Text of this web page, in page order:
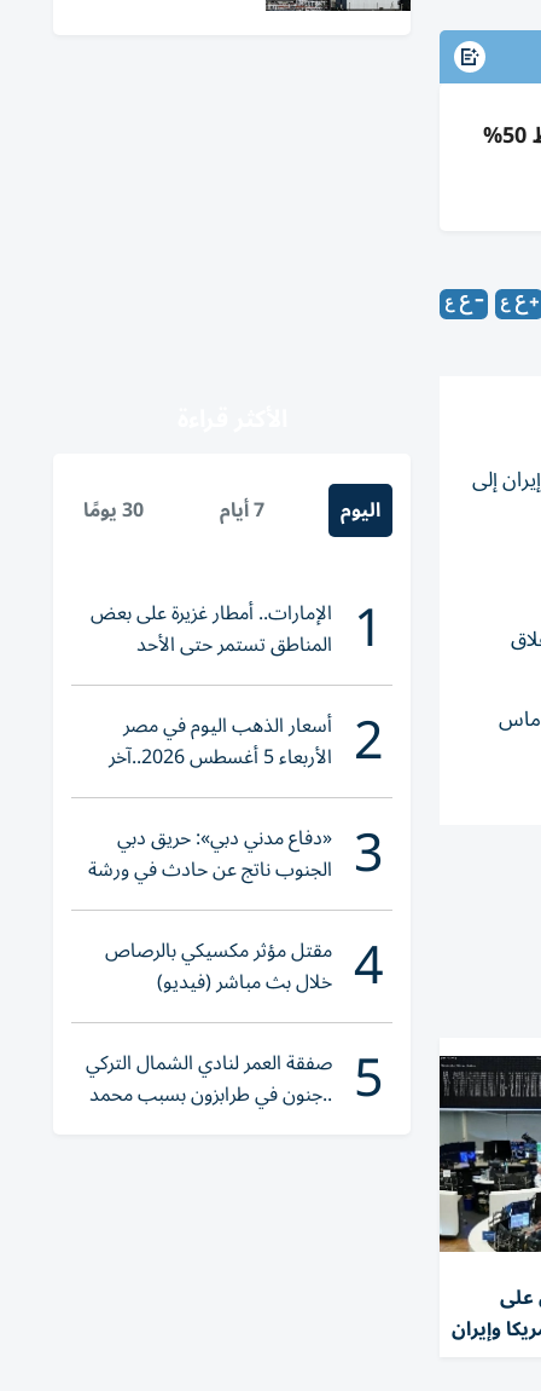
مطار هيثرو: تراجع المسافرين 5% في إبريل إلى 6.7 مليون بسبب الحرب على إيران، وانخفاض الشرق الأوسط 50%
على إيران إلى
توماس
وإيران
اليوم 7 أيام 30 يومًا
1 الإمارات.. أمطار غزيرة على بعض
المناطق تستمر حتى الأحد
2 أسعار الذهب اليوم في مصر
الأربعاء 5 أغسطس 2026..آخر
تحديث لعيار 21
3 «دفاع مدني دبي»: حريق دبي
الجنوب ناتج عن حادث في ورشة
ولا إصابات
4 مقتل مؤثر مكسيكي بالرصاص
خلال بث مباشر (فيديو)
5 صفقة العمر لنادي الشمال التركي
..جنون في طرابزون بسبب محمد